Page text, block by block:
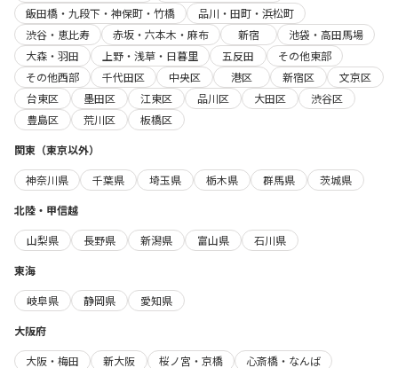
飯田橋・九段下・神保町・竹橋
品川・田町・浜松町
渋谷・恵比寿
赤坂・六本木・麻布 新宿
池袋・高田馬場
大森・羽田
上野・浅草・日暮里 五反田
その他東部
その他西部
千代田区 中央区 港区 新宿区
文京区
台東区
墨田区 江東区 品川区 大田区
渋谷区
豊島区
荒川区
板橋区
関東（東京以外）
神奈川県
千葉県 埼玉県 栃木県 群馬県
茨城県
北陸・甲信越
山梨県
長野県 新潟県 富山県
石川県
東海
岐阜県
静岡県
愛知県
大阪府
大阪・梅田
新大阪 桜ノ宮・京橋
心斎橋・なんば